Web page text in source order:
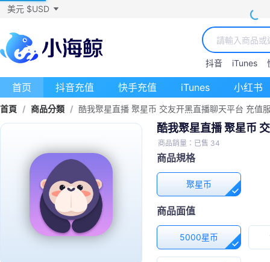
美元 $USD
抖音 iTunes
首页 抖音充值 快手充值 iTunes 小红书
首頁 / 商品分類 / 酷我聚星直播 聚星币 交友开黑直播聊天平台 充值
酷我聚星直播 聚星币
商品銷量：已售 34
商品規格
聚星币
商品面值
5000星币